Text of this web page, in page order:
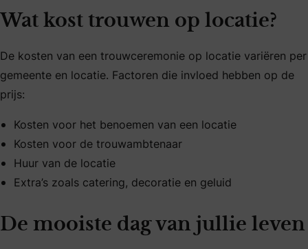
Wat kost trouwen op locatie?
De kosten van een trouwceremonie op locatie variëren per
gemeente en locatie. Factoren die invloed hebben op de
prijs:
Kosten voor het benoemen van een locatie
Kosten voor de trouwambtenaar
Huur van de locatie
Extra’s zoals catering, decoratie en geluid
De mooiste dag van jullie leven